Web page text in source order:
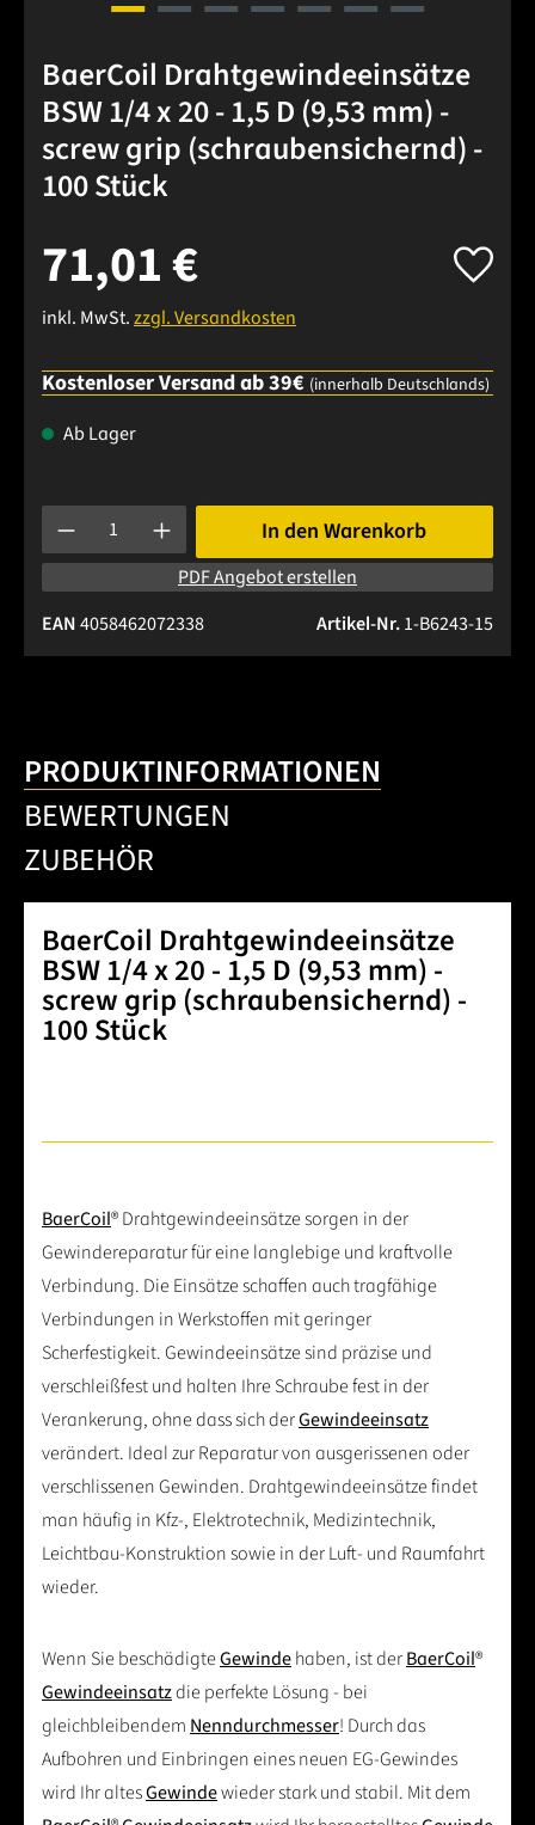
BaerCoil Drahtgewindeeinsätze
BSW 1/4 x 20 - 1,5 D (9,53 mm) -
screw grip (schraubensichernd) -
100 Stück
71,01 €
inkl. MwSt.zzgl. Versandkosten
Kostenloser Versand ab 39€ (innerhalb Deutschlands)
Ab Lager
Produkt Anzahl: Gib den gewünschten Wert ein oder
In den Warenkorb
PDF Angebot erstellen
Artikel-Nr.1-B6243-15
EAN4058462072338
PRODUKTINFORMATIONEN
BEWERTUNGEN
ZUBEHÖR
BaerCoil Drahtgewindeeinsätze
BSW 1/4 x 20 - 1,5 D (9,53 mm) -
screw grip (schraubensichernd) -
100 Stück
BaerCoil® Drahtgewindeeinsätze sorgen in der
Gewindereparatur für eine langlebige und kraftvolle
Verbindung. Die Einsätze schaffen auch tragfähige
Verbindungen in Werkstoffen mit geringer
Scherfestigkeit. Gewindeeinsätze sind präzise und
verschleißfest und halten Ihre Schraube fest in der
Verankerung, ohne dass sich derGewindeeinsatz
verändert. Ideal zur Reparatur von ausgerissenen oder
verschlissenen Gewinden. Drahtgewindeeinsätze findet
man häufig in Kfz-, Elektrotechnik, Medizintechnik,
Leichtbau-Konstruktion sowie in der Luft- und Raumfahrt
wieder.
Wenn Sie beschädigteGewindehaben, ist derBaerCoil®
Gewindeeinsatzdie perfekte Lösung - bei
gleichbleibendem Nenndurchmesser! Durch das
Aufbohren und Einbringen eines neuen EG-Gewindes
wird Ihr altesGewindewieder stark und stabil. Mit dem